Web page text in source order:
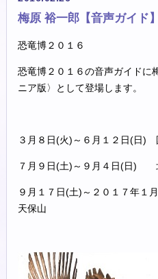
梅原 裕一郎【音声ガイド】
恐竜博２０１６
恐竜博２０１６の音声ガイドに
ニア版〉として登場します。
３月８日(火)～６月１２日(日)
７月９日(土)～９月４日(日)
９月１７日(土)～２０１７年１
天保山